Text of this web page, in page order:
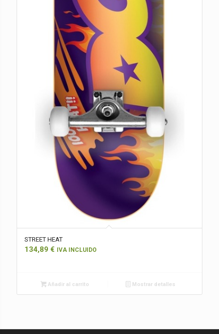
STREET HEAT
134,89 € IVA INCLUIDO
Añadir al carrito Mostrar detalles